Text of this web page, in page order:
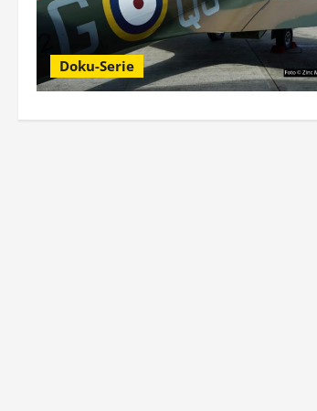
Doku-Serie